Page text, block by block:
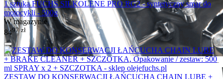
1 sztuka FUCHS SILKOLENE PRO RG2 - syntetyczny smar do
motocykli - 500g
W magazynie
8497 zł
ZESTAW DO KONSERWACJI ŁAŃCUCHA CHAIN LUBE +